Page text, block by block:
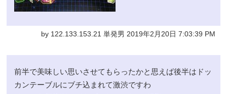
by 122.133.153.21 単発男 2019年2月20日 7:03:39 PM
前半で美味しい思いさせてもらったかと思えば後半はドッ
カンテーブルにブチ込まれて激渋ですわ